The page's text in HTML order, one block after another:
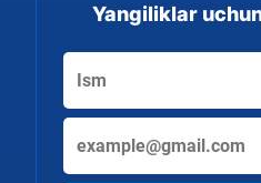
Yangiliklar